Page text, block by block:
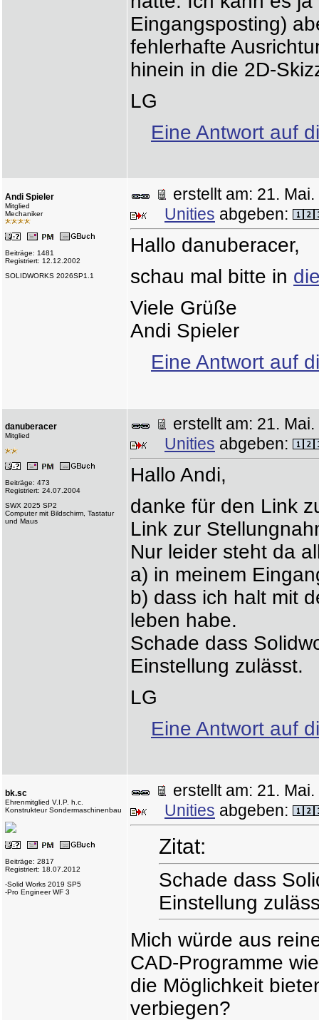
Eingangsposting)
fehlerhafte
hinein in die 2D-
LG
Eine Antwort auf
Andi Spieler
Mitglied
Mechaniker
Beiträge: 1481
Registriert: 12.12.2002
SOLIDWORKS 2026SP1.1
erstellt am: 21.
Unities abgeben:
Hallo danuberacer,
schau mal bitte in
Viele Grüße
Andi Spieler
Eine Antwort auf
danuberacer
Mitglied
Beiträge: 473
Registriert: 24.07.2004
SWX 2025 SP2
Computer mit Bildschirm, Tastatur
und Maus
erstellt am: 21.
Unities abgeben:
Hallo Andi,
danke für den Link
Link zur
Nur leider steht da
a) in meinem
b) dass ich halt mit
leben habe.
Schade dass
Einstellung zulässt.
LG
Eine Antwort auf
bk.sc
Ehrenmitglied V.I.P. h.c.
Konstrukteur Sondermaschinenbau
Beiträge: 2817
Registriert: 18.07.2012
-Solid Works 2019 SP5
-Pro Engineer WF 3
erstellt am: 21.
Unities abgeben:
Zitat:
Schade dass
Einstellung
Mich würde aus
CAD-Programme
die Möglichkeit
verbiegen?